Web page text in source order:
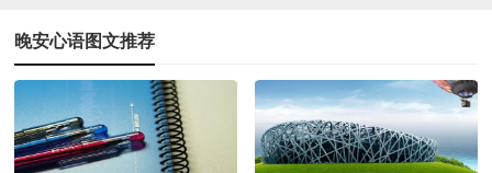
晚安心语图文推荐